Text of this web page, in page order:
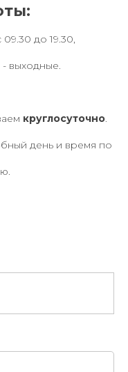
до 19.30,
выходные.
круглосуточно.
день и время по